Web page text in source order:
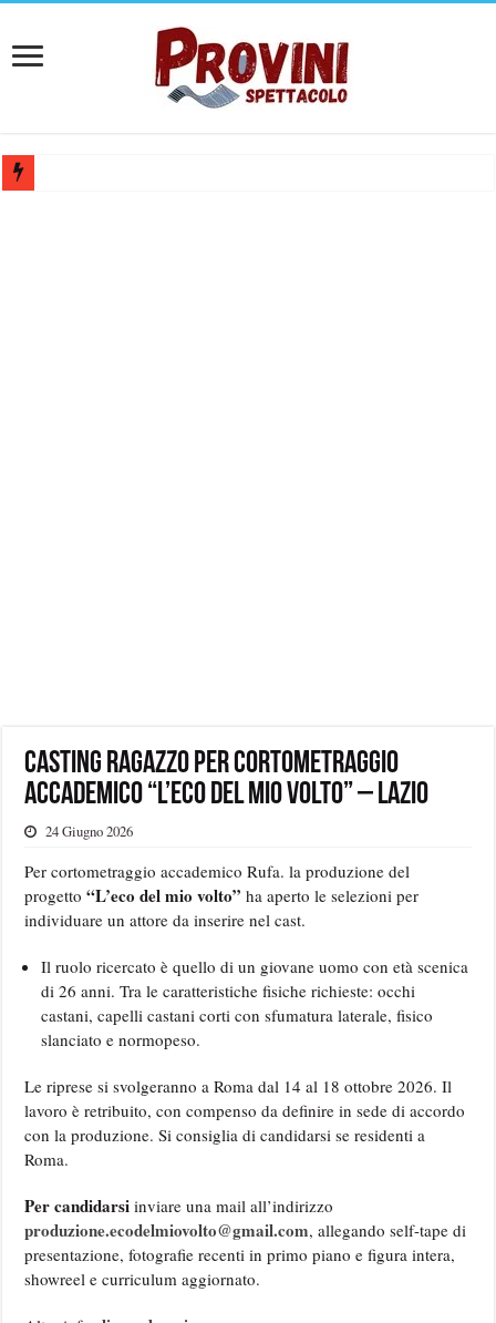
Casting ragazzo per cortometraggio
accademico “L’eco del mio volto” – Lazio
24 Giugno 2026
Per cortometraggio accademico Rufa. la produzione del
progetto“L’eco del mio volto” ha aperto le selezioni per
individuare un attore da inserire nel cast.
Il ruolo ricercato è quello di un giovane uomo con età scenica
di 26 anni. Tra le caratteristiche fisiche richieste: occhi
castani, capelli castani corti con sfumatura laterale, fisico
slanciato e normopeso.
Le riprese si svolgeranno a Roma dal 14 al 18 ottobre 2026. Il
lavoro è retribuito, con compenso da definire in sede di accordo
con la produzione. Si consiglia di candidarsi se residenti a
Roma.
Per candidarsi inviare una mail all’indirizzo
produzione.ecodelmiovolto@gmail.com, allegando self-tape di
presentazione, fotografie recenti in primo piano e figura intera,
showreel e curriculum aggiornato.